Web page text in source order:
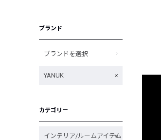
ブランド
ブランドを選択
YANUK
カテゴリー
インテリア/ルームアイテム